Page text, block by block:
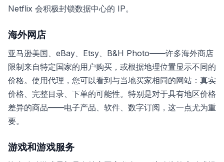
Netflix 会积极封锁数据中心的 IP。
海外网店
亚马逊美国、eBay、Etsy、B&H Photo——许多海外商店
限制来自特定国家的用户购买，或根据地理位置显示不同的
价格。使用代理，您可以看到与当地买家相同的网站：真实
价格、完整目录、下单的可能性。特别是对于具有地区价格
差异的商品——电子产品、软件、数字订阅，这一点尤为重
要。
游戏和游戏服务